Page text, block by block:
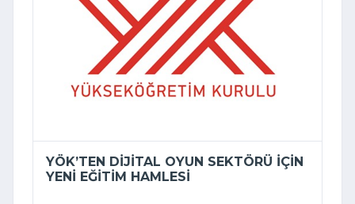
YÖK’TEN DIJITAL OYUN SEKTÖRÜ IÇIN
YENI EĞITIM HAMLESI